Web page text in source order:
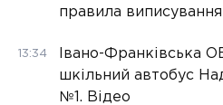
правила виписування
13:34
Івано-Франківська
шкільний автобус
№1. Відео